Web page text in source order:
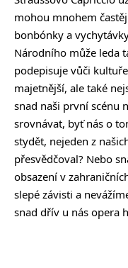
mohou mnohem
bonbónky a
Národního může leda
podepisuje vůči
majetnější, ale také
snad naši první scénu
srovnávat, byť nás o
stydět, nejeden z
přesvědčoval? Nebo
obsazení v
slepé závisti a
snad dřív u nás opera